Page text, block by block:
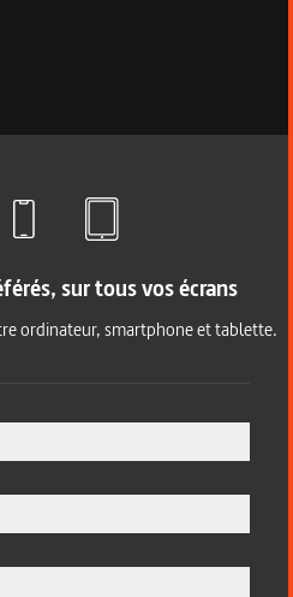
sur tous vos écrans
ordinateur, smartphone et tablette.